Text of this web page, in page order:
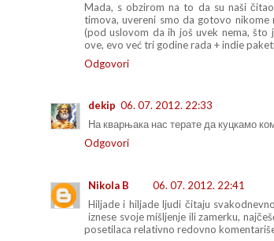
Mada, s obzirom na to da su naši
timova, uvereni smo da gotovo
(pod uslovom da ih još uvek nema, što
ove, evo već tri godine rada + indie
Odgovori
dekip 06. 07. 2012. 22:33
На кварњака нас терате да куцкамо
Odgovori
Nikola B
06. 07. 2012. 22:41
Hiljade i hiljade ljudi čitaju
iznese svoje mišljenje ili zamerku,
posetilaca relativno redovno